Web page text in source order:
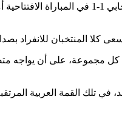
ويدخل المنتخبان مباراة اليوم بحظوظ
كلا المنتخبان للانفراد
مجموعة، على أن يواجه
في تلك القمة العربية